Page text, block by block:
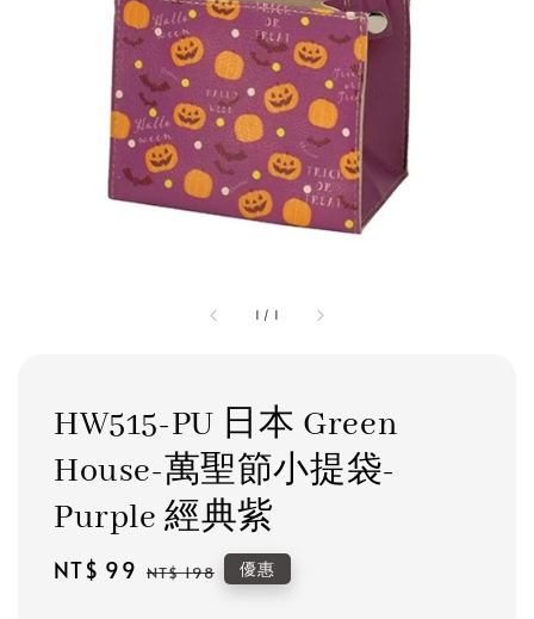
1 / 1
HW515-PU 日本 Green
House-萬聖節小提袋-
Purple 經典紫
Sale
NT$ 99 Regular
NT$ 198 優惠